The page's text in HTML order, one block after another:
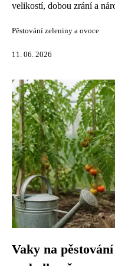
velikostí, dobou zrání a
Pěstování zeleniny a ovoce
11. 06. 2026
Vaky na